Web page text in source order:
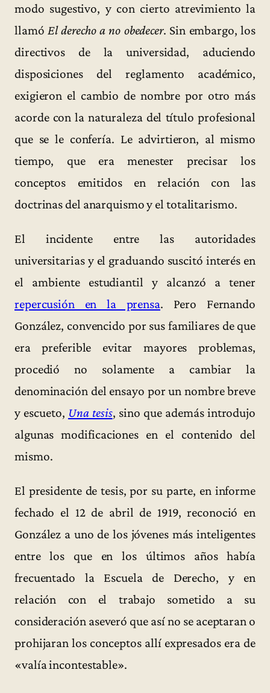
modo sugestivo, y con cierto atrevimiento la
llamó El derecho a no obedecer. Sin embargo, los
directivos de la universidad, aduciendo
disposiciones del reglamento académico,
exigieron el cambio de nombre por otro más
acorde con la naturaleza del título profesional
que se le confería. Le advirtieron, al mismo
tiempo, que era menester precisar los
conceptos emitidos en relación con las
doctrinas del anarquismo y el totalitarismo.
El incidente entre las autoridades
universitarias y el graduando suscitó interés en
el ambiente estudiantil y alcanzó a tener
repercusión en la prensa. Pero Fernando
González, convencido por sus familiares de que
era preferible evitar mayores problemas,
procedió no solamente a cambiar la
denominación del ensayo por un nombre breve
y escueto, Una tesis, sino que además introdujo
algunas modificaciones en el contenido del
mismo.
El presidente de tesis, por su parte, en informe
fechado el 12 de abril de 1919, reconoció en
González a uno de los jóvenes más inteligentes
entre los que en los últimos años había
frecuentado la Escuela de Derecho, y en
relación con el trabajo sometido a su
consideración aseveró que así no se aceptaran o
prohijaran los conceptos allí expresados era de
«valía incontestable».